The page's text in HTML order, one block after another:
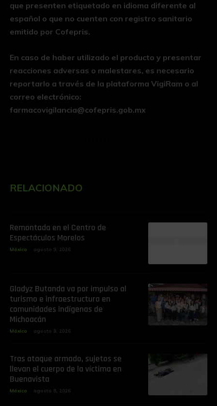
que presenten etiquetado en idioma diferente al
español o que no cuenten con registro sanitario
emitido por Cofepris.
En caso de haber utilizado el producto y presentar
reacciones adversas o malestares, es necesario
reportarlo a través de la plataforma VigiRam o al
correo electrónico:
farmacovigilancia@cofepris.gob.mx
RELACIONADO
Remontada en el Centro de
Espectáculos Morelos
México agosto 9, 2026
Gladyz Butanda va por impulso al
turismo e infraestructura en
comunidades indígenas de
Michoacán
México agosto 8, 2026
Tras ataque armado, sujetos se
llevan el cuerpo de la víctima en
Buenavista
México agosto 8, 2026